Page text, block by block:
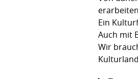
Ein
Auch mit
Wir